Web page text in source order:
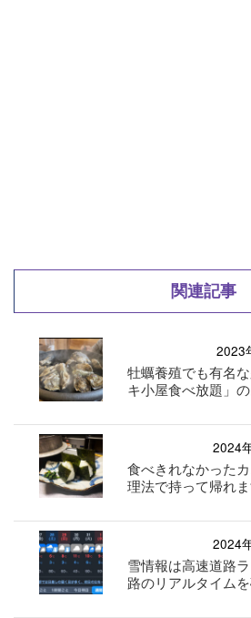
関連記事
2023
牡蠣養殖でも有名
キ小屋食べ放題」
2024
食べきれなかった
理法で持って帰れ
2024
雪情報は高速道路
路のリアルタイム